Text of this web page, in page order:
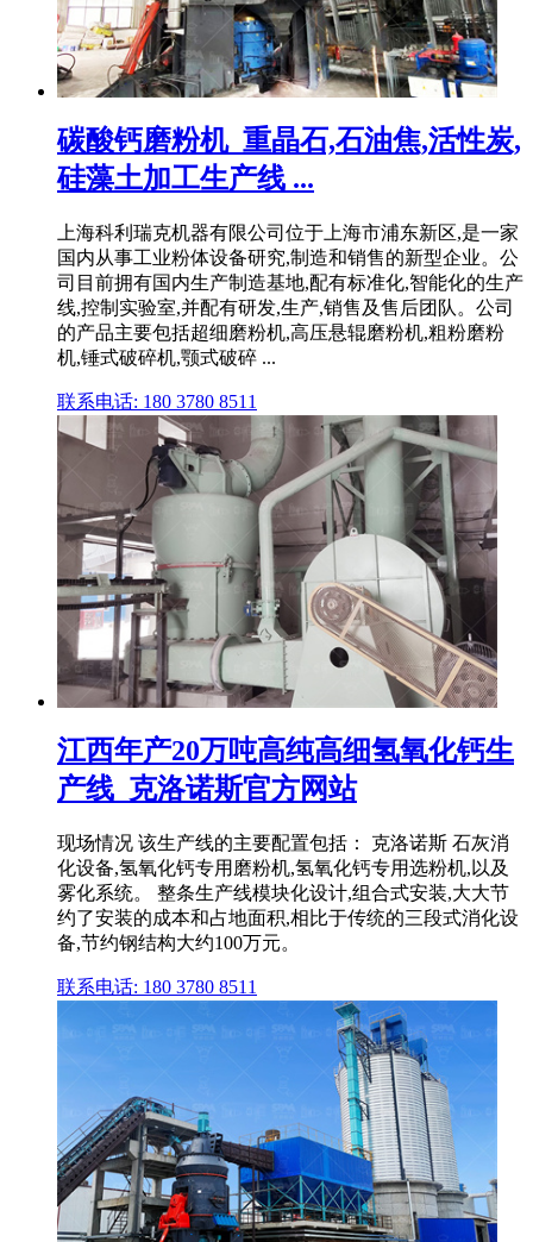
碳酸钙磨粉机_重晶石,石油焦,活性炭,
硅藻土加工生产线 ...
上海科利瑞克机器有限公司位于上海市浦东新区,是一家
国内从事工业粉体设备研究,制造和销售的新型企业。公
司目前拥有国内生产制造基地,配有标准化,智能化的生产
线,控制实验室,并配有研发,生产,销售及售后团队。公司
的产品主要包括超细磨粉机,高压悬辊磨粉机,粗粉磨粉
机,锤式破碎机,颚式破碎 ...
联系电话: 180 3780 8511
江西年产20万吨高纯高细氢氧化钙生
产线_克洛诺斯官方网站
现场情况 该生产线的主要配置包括： 克洛诺斯 石灰消
化设备,氢氧化钙专用磨粉机,氢氧化钙专用选粉机,以及
雾化系统。 整条生产线模块化设计,组合式安装,大大节
约了安装的成本和占地面积,相比于传统的三段式消化设
备,节约钢结构大约100万元。
联系电话: 180 3780 8511